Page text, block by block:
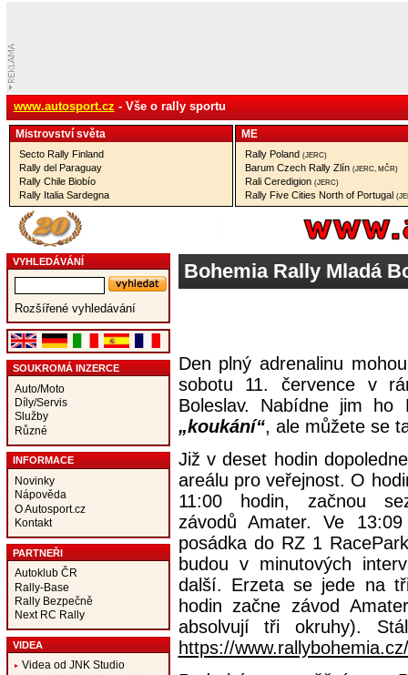
www.autosport.cz - Vše o rally sportu
Mistrovství­ světa
Secto Rally Finland
Rally del Paraguay
Rally Chile Biobío
Rally Italia Sardegna
ME
Rally Poland (JERC)
Barum Czech Rally Zlín (JERC, MČR)
Rali Ceredigion (JERC)
Rally Five Cities North of Portugal
VYHLEDÁVÁNÍ
Rozšířené vyhledávání
SOUKROMÁ INZERCE
Auto/Moto
Díly/Servis
Služby
Různé
INFORMACE
Novinky
Nápověda
O Autosport.cz
Kontakt
PARTNEŘI
Autoklub ČR
Rally-Base
Rally Bezpečně
Next RC Rally
VIDEA
Videa od JNK Studio
Bohemia Rally Mladá
Den plný adrenalinu
sobotu 11. července v
Boleslav. Nabídne jim
„koukání“, ale můžete se
Již v deset hodin
areálu pro veřejnost. O
11:00 hodin, začnou
závodů Amater. Ve
posádka do RZ 1
budou v minutových
další. Erzeta se jede na
hodin začne závod
absolvují tři okruhy).
https://